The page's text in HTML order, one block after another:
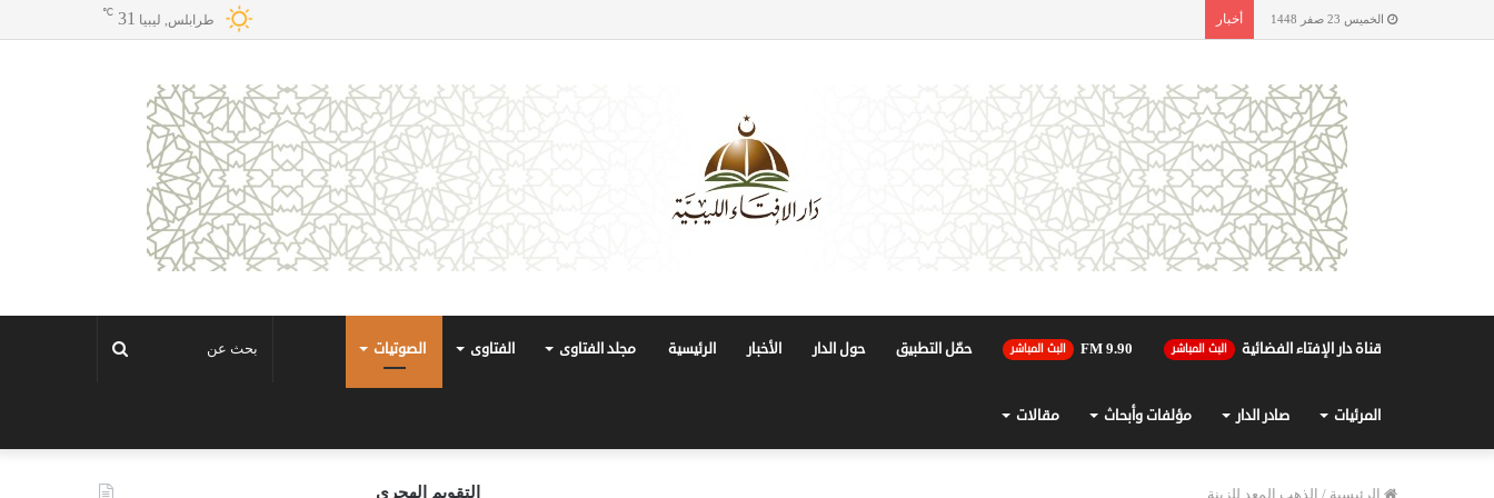
الخميس 23 صفر 1448 أخبار طرابلس, ليبيا 31
℃
قناة دار الإفتاء الفضائية البث المباشر 90.FM 9 البث المباشر حمّل التطبيق حول الدار الأخبار الرئيسية مجلد الفتاوى الفتاوى الصوتيات
المرئيات صادر الدار مؤلفات وأبحاث مقالات
الرئيسية / الذهب المعد للزينة التقويم الهجري